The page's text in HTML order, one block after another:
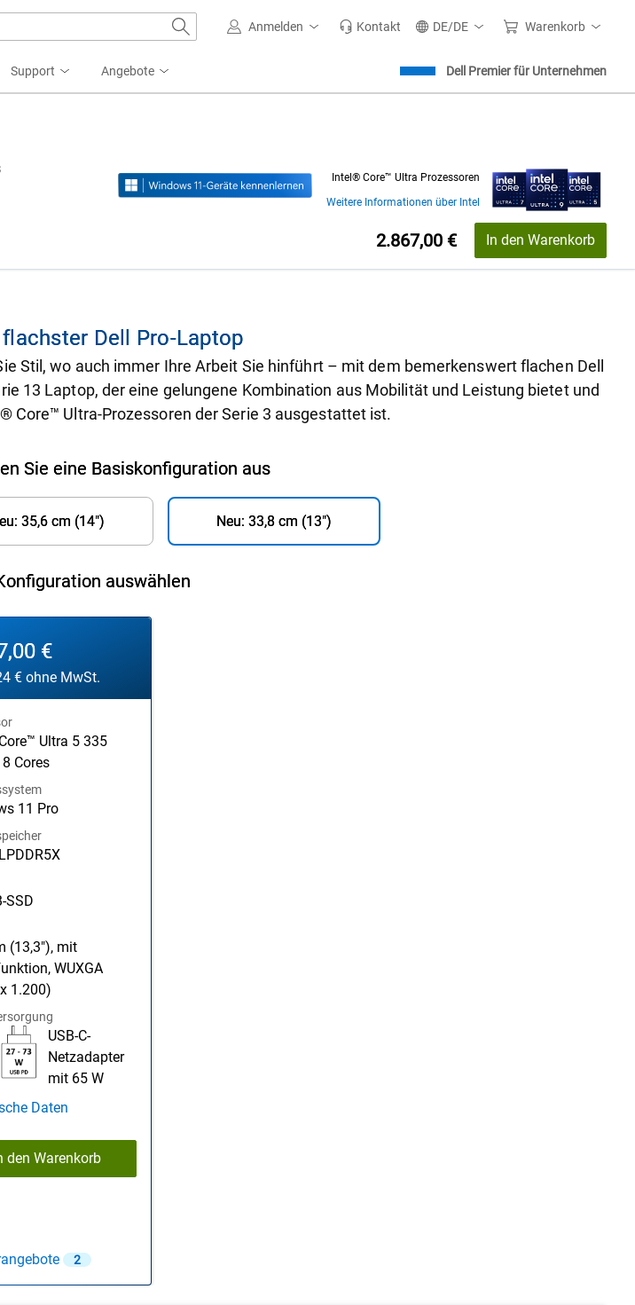
Anmelden Kontakt DE/DE Warenkorb
Support Angebote Dell Premier für Unternehmen
Intel® Core™ Ultra Prozessoren
Weitere Informationen über Intel
Preis
2.867,00 € In den Warenkorb
flachster Dell Pro-Laptop
Stil, wo auch immer Ihre Arbeit Sie hinführt – mit dem bemerkenswert flachen Dell
13 Laptop, der eine gelungene Kombination aus Mobilität und Leistung bietet und
Core™ Ultra-Prozessoren der Serie 3 ausgestattet ist.
Sie eine Basiskonfiguration aus
35,6 cm (14") Neu: 33,8 cm (13")
auswählen
€
€ohne MwSt.
Ultra 5 335
Cores
11 Pro
SSD
(13,3"), mit
WUXGA
1.200)
USB-C-
Netzadapter
mit 65 W
Daten
den Warenkorb
2